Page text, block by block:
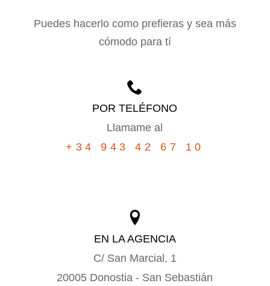
Puedes hacerlo como prefieras y sea más
cómodo para tí
POR TELÉFONO
Llamame al
+34 943 42 67 10
EN LA AGENCIA
C/ San Marcial, 1
20005 Donostia - San Sebastián